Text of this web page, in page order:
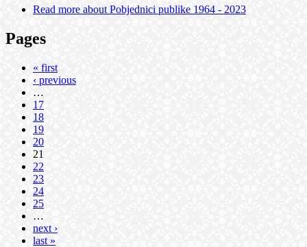
Read more about Pobjednici publike 1964 - 2023
Pages
« first
‹ previous
…
17
18
19
20
21
22
23
24
25
…
next ›
last »